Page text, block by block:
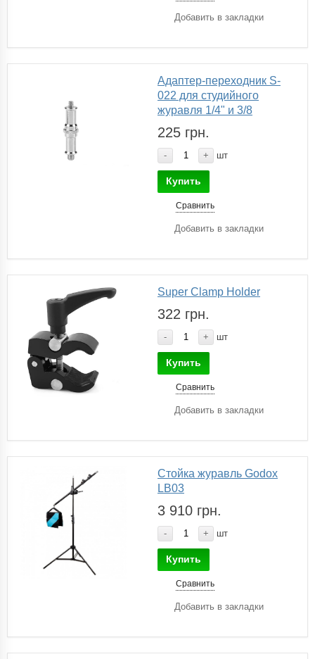
Добавить в закладки
Адаптер-переходник S-
022 для студийного
журавля 1/4" и 3/8
225 грн.
- + шт
Купить
Сравнить
Добавить в закладки
Super Clamp Holder
322 грн.
- + шт
Купить
Сравнить
Добавить в закладки
Стойка журавль Godox
LB03
3 910 грн.
- + шт
Купить
Сравнить
Добавить в закладки